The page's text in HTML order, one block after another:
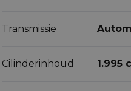
Transmissie
Cilinderinhoud 1.995